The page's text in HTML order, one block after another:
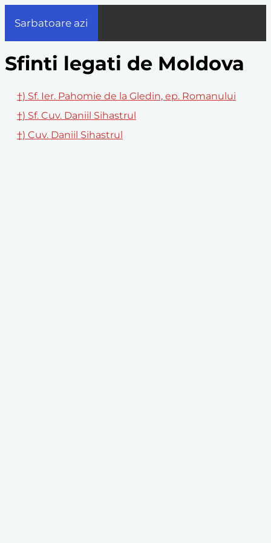
Sarbatoare azi
Sfinti legati de Moldova
†) Sf. Ier. Pahomie de la Gledin, ep. Romanului
†) Sf. Cuv. Daniil Sihastrul
†) Cuv. Daniil Sihastrul